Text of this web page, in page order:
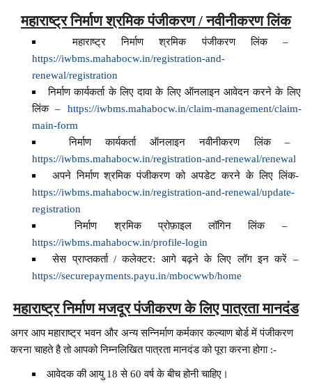
महाराष्ट्र निर्माण श्रमिक पंजीकरण / नवीनीकरण लिंक
महाराष्ट्र निर्माण श्रमिक पंजीकरण लिंक –
https://iwbms.mahabocw.in/registration-and-
renewal/registration
निर्माण कार्यकर्ता के लिए दावा के लिए ऑनलाइन आवेदन करने के लिए
लिंक – https://iwbms.mahabocw.in/claim-management/claim-
main-form
निर्माण कार्यकर्ता ऑनलाइन नवीनीकरण लिंक –
https://iwbms.mahabocw.in/registration-and-renewal/renewal
अपने निर्माण श्रमिक पंजीकरण को अपडेट करने के लिए लिंक-
https://iwbms.mahabocw.in/registration-and-renewal/update-
registration
निर्माण श्रमिक प्रोफ़ाइल लॉगिन लिंक –
https://iwbms.mahabocw.in/profile-login
सेस प्राप्तकर्ता / कलेक्टर: आगे बढ़ने के लिए लॉग इन करें –
https://securepayments.payu.in/mbocwwb/home
महाराष्ट्र निर्माण मजदूर पंजीकरण के लिए पात्रता मानदंड
अगर आप महाराष्ट्र भवन और अन्य सन्निर्माण कर्मकार कल्याण बोर्ड में पंजीकरण
करना चाहते है तो आपको निम्नलिखित पात्रता मानदंड को पूरा करना होगा :-
आवेदक की आयु 18 से 60 वर्ष के बीच होनी चाहिए।